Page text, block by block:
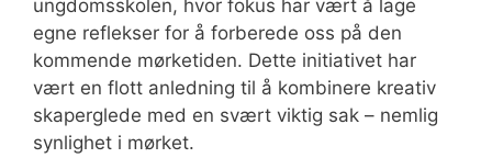
ungdomsskolen, hvor fokus har vært å lage
egne reflekser for å forberede oss på den
kommende mørketiden. Dette initiativet har
vært en flott anledning til å kombinere kreativ
skaperglede med en svært viktig sak – nemlig
synlighet i mørket.